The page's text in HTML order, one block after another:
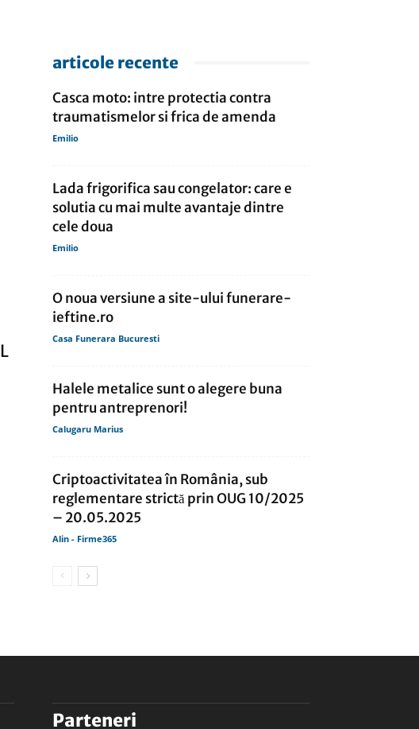
articole recente
Casca moto: intre protectia contra
traumatismelor si frica de amenda
Emilio
Lada frigorifica sau congelator: care e
solutia cu mai multe avantaje dintre
cele doua
Emilio
O noua versiune a site-ului funerare-
ieftine.ro
Casa Funerara Bucuresti
Halele metalice sunt o alegere buna
pentru antreprenori!
Calugaru Marius
Criptoactivitatea în România, sub
reglementare strictă prin OUG 10/2025
– 20.05.2025
Alin - Firme365
Parteneri